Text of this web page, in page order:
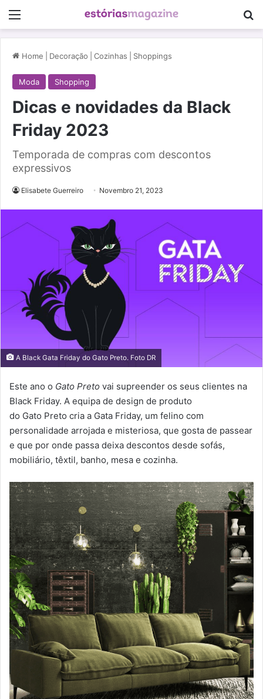
Menu
Home Decoração Cozinhas Shoppings
Moda Shopping
Dicas e novidades da Black
Friday 2023
Temporada de compras com descontos
expressivos
Elisabete Guerreiro Novembro 21, 2023
A Black Gata Friday do Gato Preto. Foto DR
Este ano o Gato Preto vai supreender os seus clientes na
Black Friday. A equipa de design de produto
do Gato Preto cria a Gata Friday, um felino com
personalidade arrojada e misteriosa, que gosta de passear
e que por onde passa deixa descontos desde sofás,
mobiliário, têxtil, banho, mesa e cozinha.